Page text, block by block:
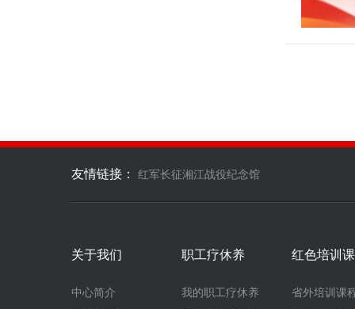
友情链接： 红军长征湘江战役纪念馆
关于我们
中心简介
职工疗休养
我的职工疗休养
红色培训
省外培训课